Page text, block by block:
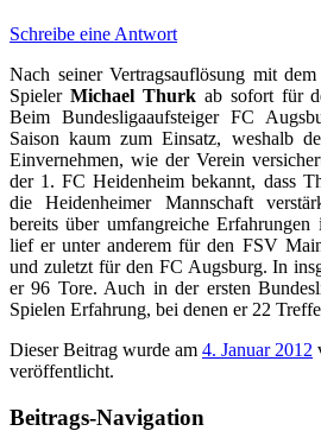
Schreibe eine Antwort
Nach seiner Vertragsauflösung mit
Spieler Michael Thurkab sofort für
Beim Bundesligaaufsteiger FC
Saison kaum zum Einsatz, weshalb
Einvernehmen, wie der Verein
der 1. FC Heidenheim bekannt, dass
die Heidenheimer Mannschaft
bereits über umfangreiche
lief er unter anderem für den FSV
und zuletzt für den FC Augsburg. In
er 96 Tore. Auch in der ersten
Spielen Erfahrung, bei denen er 22
Dieser Beitrag wurde am 4. Januar 2012
veröffentlicht.
Beitrags-Navigation